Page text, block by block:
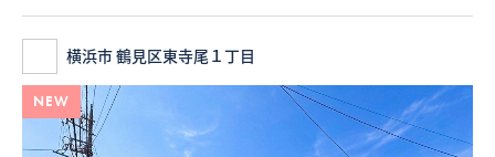
横浜市 鶴見区東寺尾１丁目
NEW